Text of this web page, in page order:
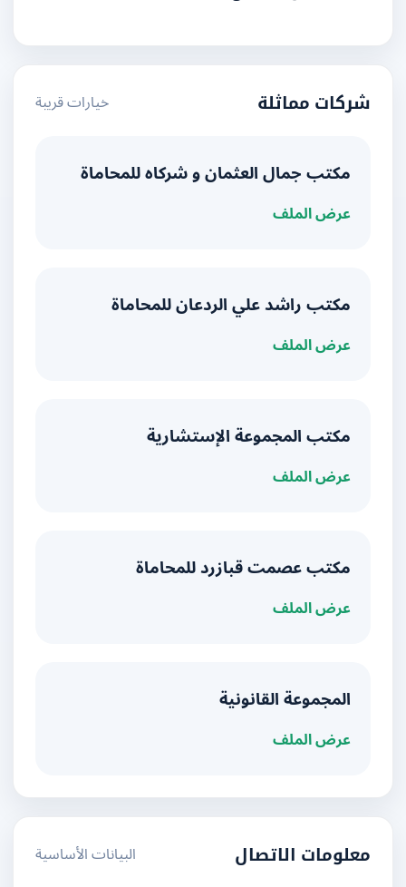
شركات مماثلة خيارات قريبة
مكتب جمال العثمان و شركاه للمحاماة
عرض الملف
مكتب راشد علي الردعان للمحاماة
عرض الملف
مكتب المجموعة الإستشارية
عرض الملف
مكتب عصمت قبازرد للمحاماة
عرض الملف
المجموعة القانونية
عرض الملف
معلومات الاتصال
البيانات الأساسية